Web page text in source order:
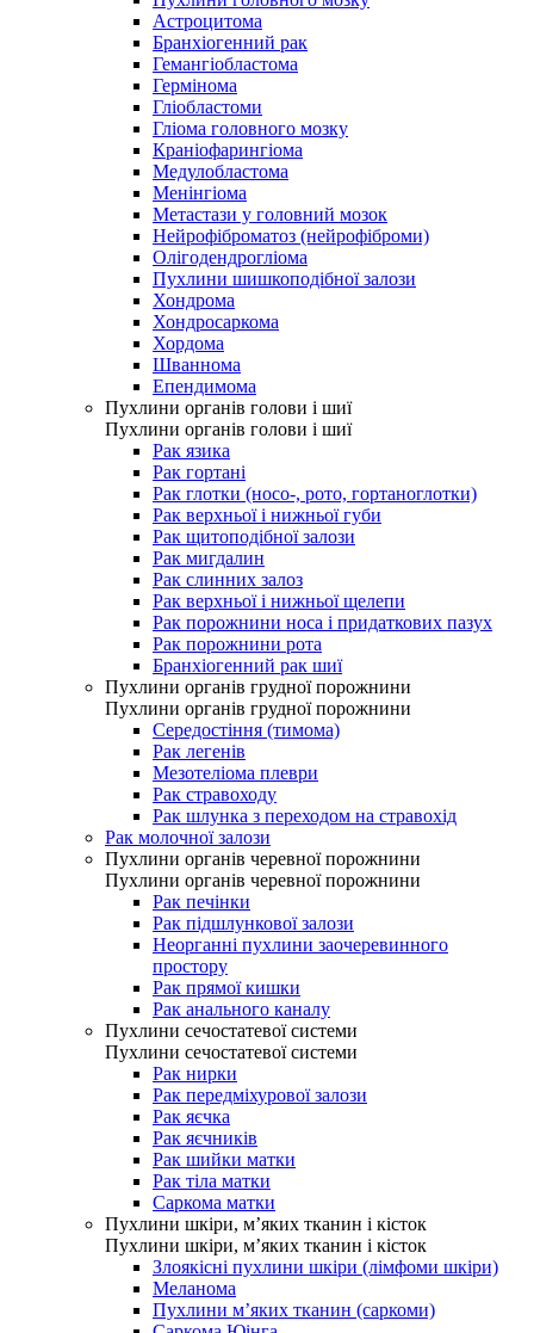
Астроцитома
Бранхіогенний рак
Гемангіобластома
Гермінома
Гліобластоми
Гліома головного мозку
Краніофарингіома
Медулобластома
Менінгіома
Метастази у головний мозок
Нейрофіброматоз (нейрофіброми)
Олігодендрогліома
Пухлини шишкоподібної залози
Хондрома
Хондросаркома
Хордома
Шваннома
Епендимома
Пухлини органів голови і шиї
Пухлини органів голови і шиї
Рак язика
Рак гортані
Рак глотки (носо-, рото, гортаноглотки)
Рак верхньої і нижньої губи
Рак щитоподібної залози
Рак мигдалин
Рак слинних залоз
Рак верхньої і нижньої щелепи
Рак порожнини носа і придаткових пазух
Рак порожнини рота
Бранхіогенний рак шиї
Пухлини органів грудної порожнини
Пухлини органів грудної порожнини
Середостіння (тимома)
Рак легенів
Мезотеліома плеври
Рак стравоходу
Рак шлунка з переходом на стравохід
Рак молочної залози
Пухлини органів черевної порожнини
Пухлини органів черевної порожнини
Рак печінки
Рак підшлункової залози
Неорганні пухлини заочеревинного
простору
Рак прямої кишки
Рак анального каналу
Пухлини сечостатевої системи
Пухлини сечостатевої системи
Рак нирки
Рак передміхурової залози
Рак яєчка
Рак яєчників
Рак шийки матки
Рак тіла матки
Саркома матки
Пухлини шкіри, м’яких тканин і кісток
Пухлини шкіри, м’яких тканин і кісток
Злоякісні пухлини шкіри (лімфоми шкіри)
Меланома
Пухлини м’яких тканин (саркоми)